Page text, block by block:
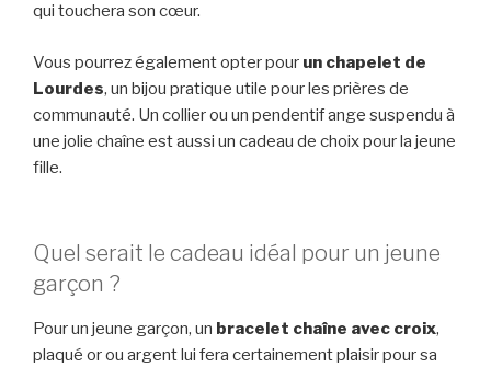
qui touchera son cœur.
Vous pourrez également opter pour un chapelet de
Lourdes, un bijou pratique utile pour les prières de
communauté. Un collier ou un pendentif ange suspendu à
une jolie chaîne est aussi un cadeau de choix pour la jeune
fille.
Quel serait le cadeau idéal pour un jeune
garçon ?
Pour un jeune garçon, un bracelet chaîne avec croix,
plaqué or ou argent lui fera certainement plaisir pour sa